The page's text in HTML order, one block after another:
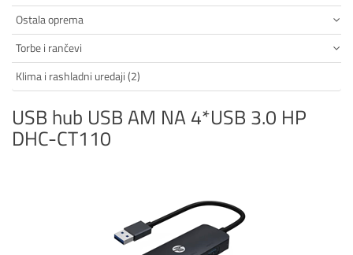
Ostala oprema
Torbe i rančevi
Klima i rashladni uredaji (2)
USB hub USB AM NA 4*USB 3.0 HP
DHC-CT110